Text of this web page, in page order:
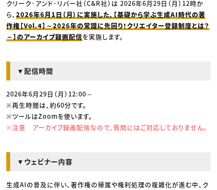
プロフェッショナル×つながる×メディア
クリーク･アンド･リバー社（C&R社）は 2026年6月29日（月）12時か
ら、2026年6月1日（月）に実施した、【基礎から学ぶ生成AI時代の著
作権【Vol.4】～2026年の常識に先回り！クリエイター登録制度とは？
～】のアーカイブ録画配信を実施します。
▼配信時間
2026年6月29日（月）12:00～
※再生時間は、約60分です。
※ツールはZoomを使います。
※注意 アーカイブ録画配信なので、質問にはご対応しておりません。
▼ウェビナー内容
生成AIの普及に伴い、著作権の帰属や権利処理の複雑化が進む中、ク